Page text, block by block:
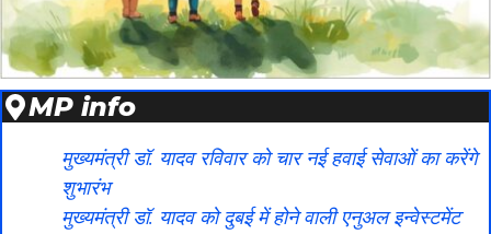
MP info
मुख्यमंत्री डॉ. यादव रविवार को चार नई हवाई सेवाओं का करेंगे
शुभारंभ
मुख्यमंत्री डॉ. यादव को दुबई में होने वाली एनुअल इन्वेस्टमेंट